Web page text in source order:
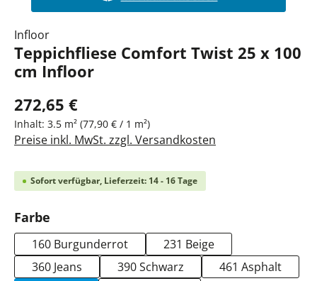
Infloor
Teppichfliese Comfort Twist 25 x 100
cm Infloor
272,65 €
Inhalt: 3.5 m² (77,90 € / 1 m²)
Preise inkl. MwSt. zzgl. Versandkosten
Sofort verfügbar, Lieferzeit: 14 - 16 Tage
Farbe
160 Burgunderrot
231 Beige
360 Jeans
390 Schwarz
461 Asphalt